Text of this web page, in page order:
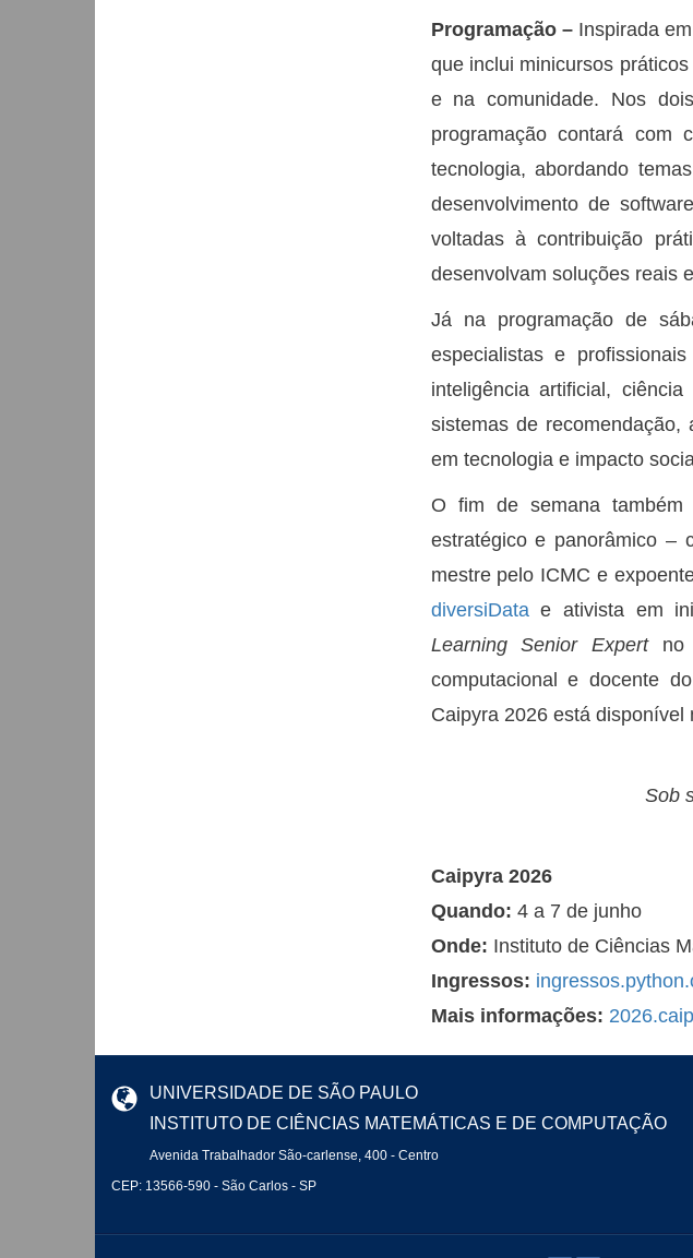
Programação –Inspirada
que inclui minicursos
e na comunidade. Nos
programação contará com
tecnologia, abordando
desenvolvimento de
voltadas à contribuição
desenvolvam soluções reais
Já na programação de
especialistas e
inteligência artificial,
sistemas de
em tecnologia e impacto
O fim de semana
estratégico e panorâmico –
mestre pelo ICMC e
diversiData e ativista em
Learning Senior Expertno
computacional e docente do
Caipyra 2026 está disponível
Sob
Caipyra 2026
Quando: 4 a 7 de junho
Onde: Instituto de Ciências
Ingressos:
Mais informações:
UNIVERSIDADE DE SÃO PAULO
INSTITUTO DE CIÊNCIAS MATEMÁTICAS E DE COMPUTAÇÃO
Avenida Trabalhador São-carlense, 400 - Centro
CEP: 13566-590 - São Carlos - SP